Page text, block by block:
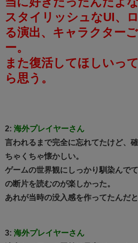
スタイリッシュなUI、
る演出、キャラクター
ー。
また復活してほしいっ
ら思う。
2: 海外プレイヤーさん
言われるまで完全に忘れてたけど、
ちゃくちゃ懐かしい。
ゲームの世界観にしっかり馴染んで
の断片を読むのが楽しかった。
あれが当時の没入感を作ってたんだと
3: 海外プレイヤーさん